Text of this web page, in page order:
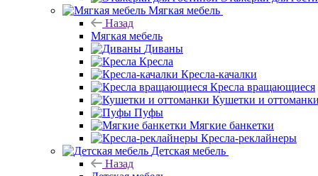
Мягкая мебель
Назад
Мягкая мебель
Диваны
Кресла
Кресла-качалки
Кресла вращающиеся
Кушетки и оттоманки
Пуфы
Мягкие банкетки
Кресла-реклайнеры
Детская мебель
Назад